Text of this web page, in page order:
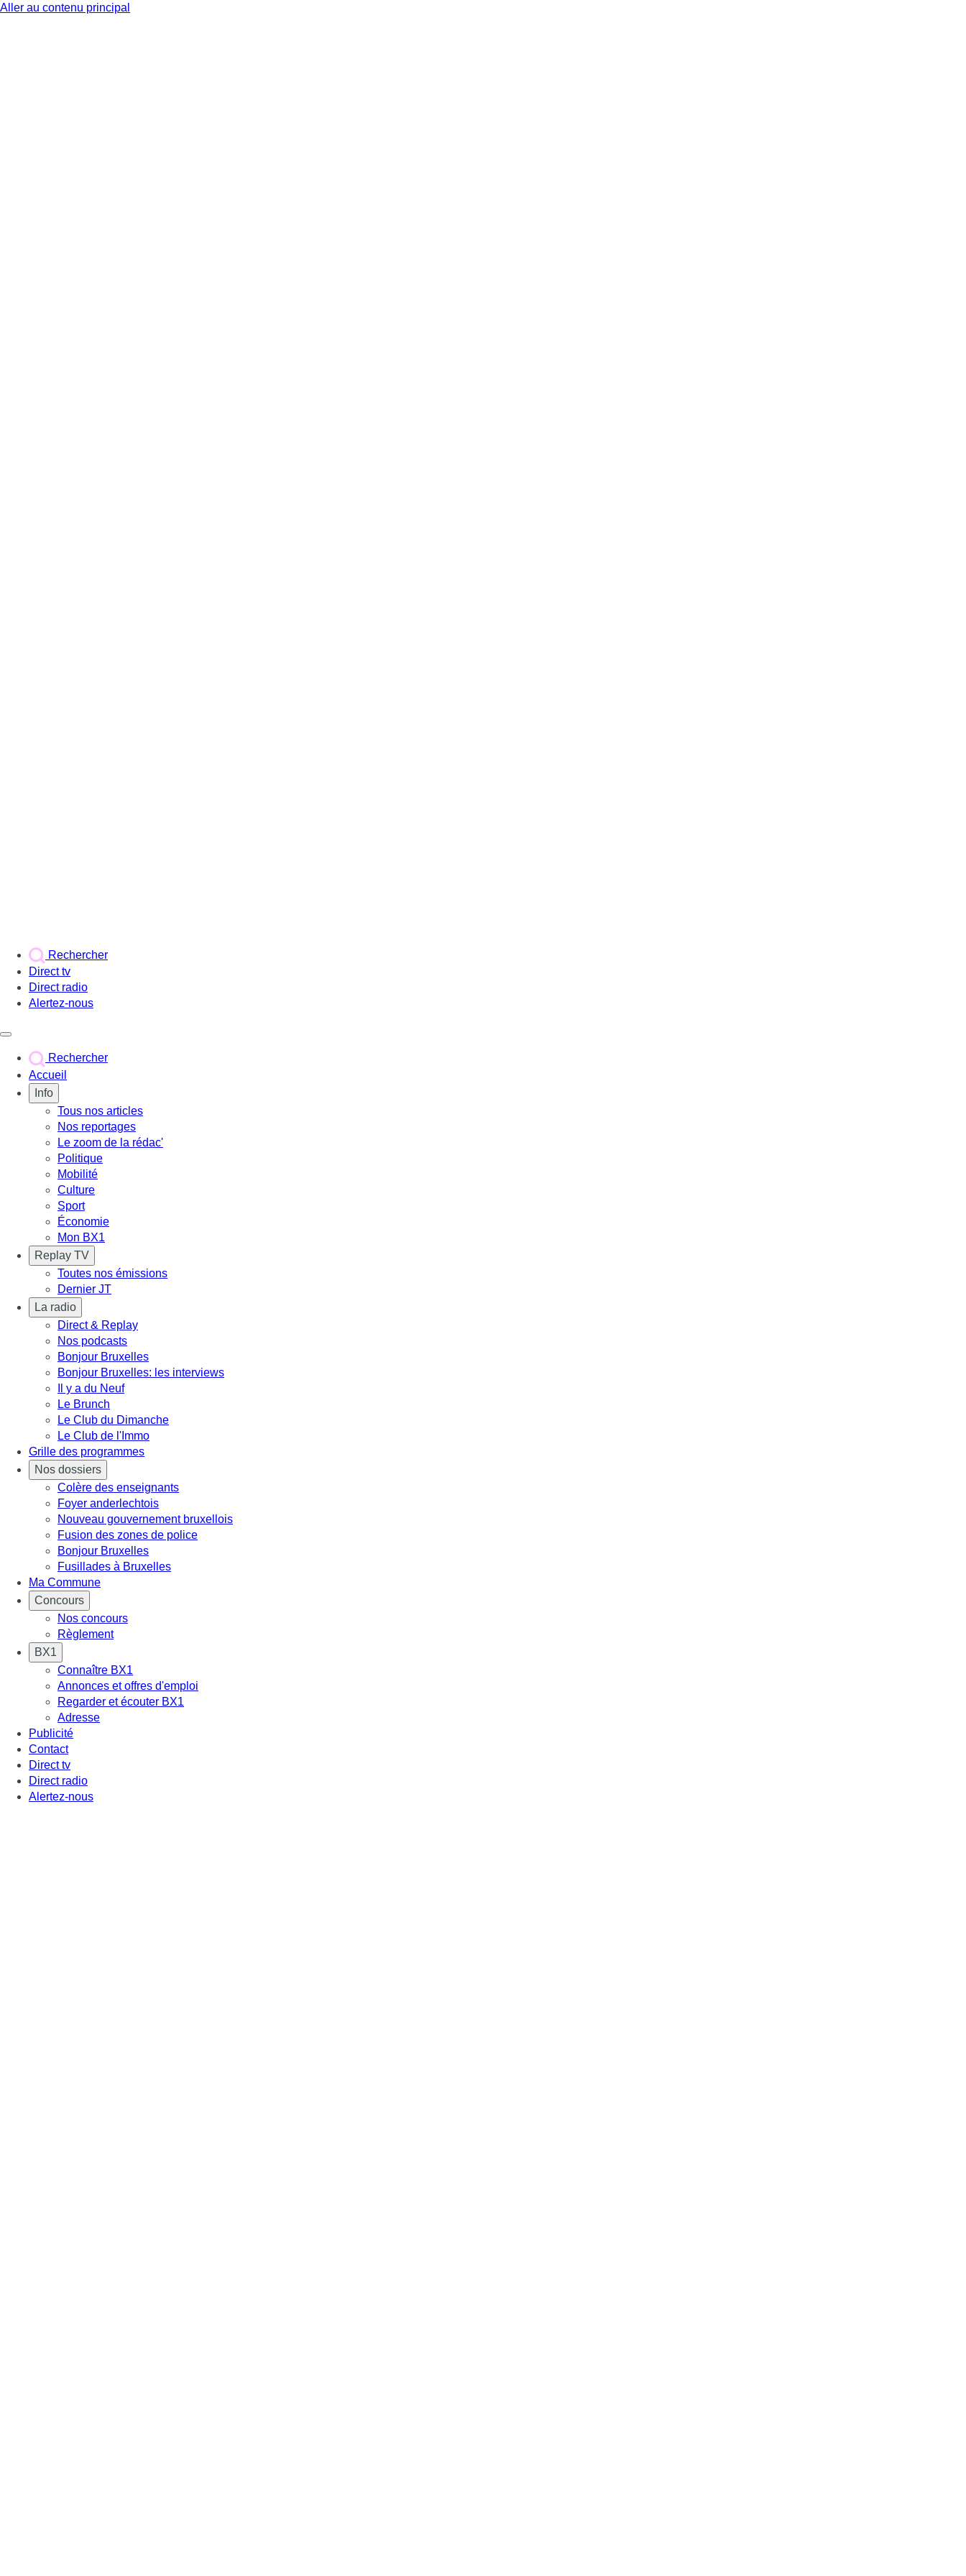
Aller au contenu principal
Rechercher
Direct tv
Direct radio
Alertez-nous
Rechercher
Accueil
Info
Tous nos articles
Nos reportages
Le zoom de la rédac'
Politique
Mobilité
Culture
Sport
Économie
Mon BX1
Replay TV
Toutes nos émissions
Dernier JT
La radio
Direct & Replay
Nos podcasts
Bonjour Bruxelles
Bonjour Bruxelles: les interviews
Il y a du Neuf
Le Brunch
Le Club du Dimanche
Le Club de l'Immo
Grille des programmes
Nos dossiers
Colère des enseignants
Foyer anderlechtois
Nouveau gouvernement bruxellois
Fusion des zones de police
Bonjour Bruxelles
Fusillades à Bruxelles
Ma Commune
Concours
Nos concours
Règlement
BX1
Connaître BX1
Annonces et offres d'emploi
Regarder et écouter BX1
Adresse
Publicité
Contact
Direct tv
Direct radio
Alertez-nous